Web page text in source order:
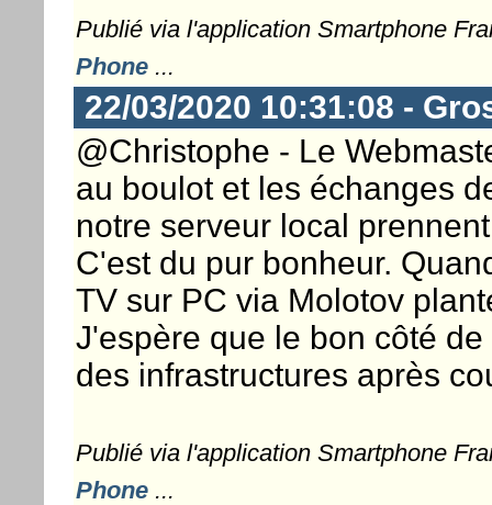
Publié via l'application Smartphone
Phone ...
22/03/2020 10:31:08 -
@Christophe - Le
au boulot et les échanges
notre serveur local
C'est du pur bonheur.
TV sur PC via Molotov
J'espère que le bon côté
des infrastructures après
Publié via l'application Smartphone
Phone ...